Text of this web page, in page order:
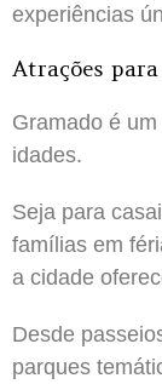
experiências
Atrações
Gramado é
idades.
Seja para
famílias em
a cidade
Desde
parques